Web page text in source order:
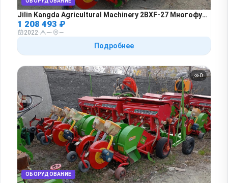
Jilin Kangda Agricultural Machinery 2BXF-27 Многофункциональная рядовая сеялка для посева и внесения удобрений, 3 км, 2022 года в лизинг
1 208 493 ₽
2022· —· —
Подробнее
0
ОБОРУДОВАНИЕ